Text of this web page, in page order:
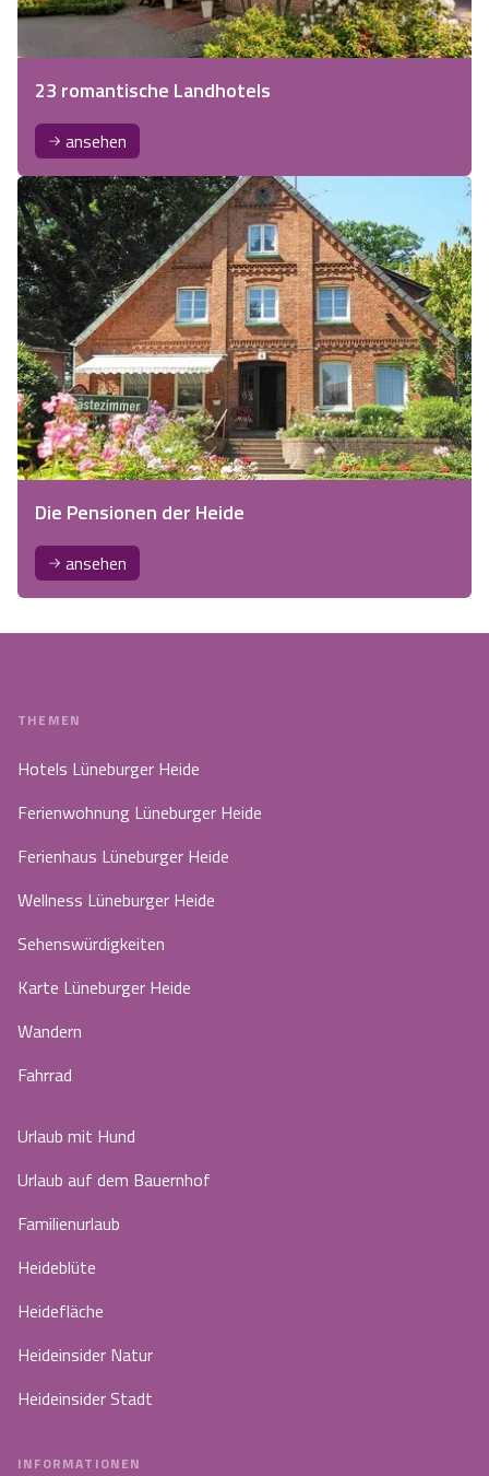
23 romantische Landhotels
ansehen
Die Pensionen der Heide
ansehen
THEMEN
Hotels Lüneburger Heide
Ferienwohnung Lüneburger Heide
Ferienhaus Lüneburger Heide
Wellness Lüneburger Heide
Sehenswürdigkeiten
Karte Lüneburger Heide
Wandern
Fahrrad
Urlaub mit Hund
Urlaub auf dem Bauernhof
Familienurlaub
Heideblüte
Heidefläche
Heideinsider Natur
Heideinsider Stadt
INFORMATIONEN